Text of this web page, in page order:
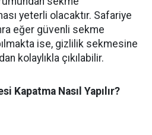
yeterli olacaktır. Safariye
eğer güvenli sekme
ise, gizlilik sekmesine
kolaylıkla çıkılabilir.
Kapatma Nasıl Yapılır?